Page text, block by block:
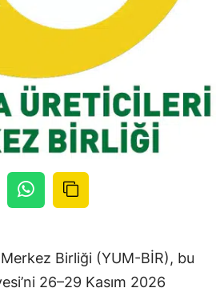
Birliği (YUM-BİR), bu
26–29 Kasım 2026